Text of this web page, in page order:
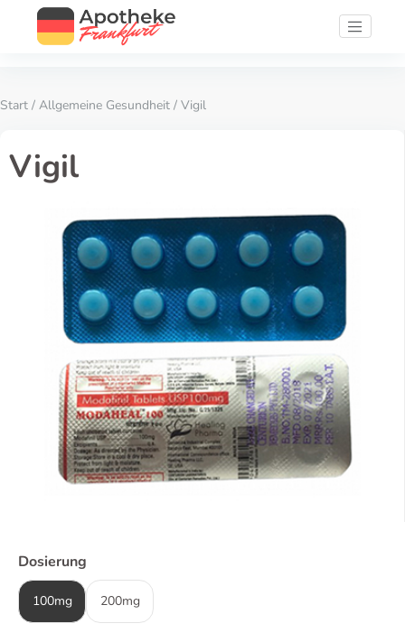
Start / Allgemeine Gesundheit / Vigil
Vigil
Dosierung
100mg 200mg